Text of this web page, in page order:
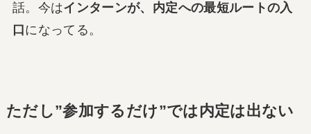
話。今はインターンが、内定への最短ルートの入
口 になってる。
ただし”参加するだけ”では内定は出ない